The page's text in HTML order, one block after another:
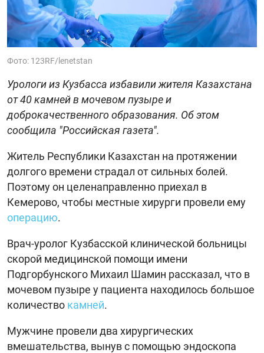
Фото: 123RF/lenetstan
Урологи из Кузбасса избавили жителя Казахстана
от 40 камней в мочевом пузыре и
доброкачественного образования. Об этом
сообщила "Российская газета".
Житель Республики Казахстан на протяжении
долгого времени страдал от сильных болей.
Поэтому он целенаправленно приехал в
Кемерово, чтобы местные хирурги провели ему
операцию.
Врач-уролог Кузбасской клинической больницы
скорой медицинской помощи имени
Подгорбунского Михаил Шамин рассказал, что в
мочевом пузыре у пациента находилось большое
количество камней.
Мужчине провели два хирургических
вмешательства, вынув с помощью эндоскопа